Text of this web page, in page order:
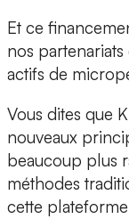
Et ce
nos
actifs de
Vous dites que
nouveaux
beaucoup plus
méthodes
cette